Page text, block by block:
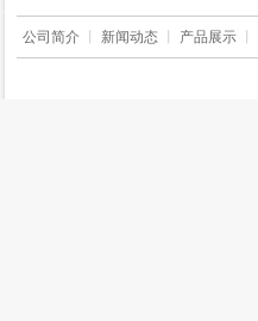
公司简介丨 新闻动态丨 产品展示丨